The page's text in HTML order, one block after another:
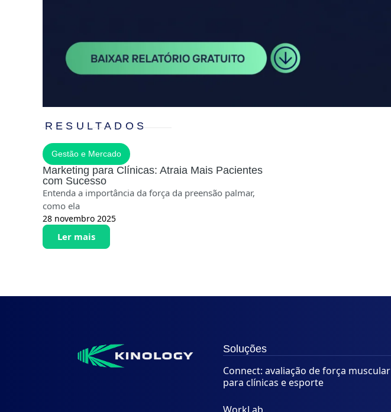
RESULTADOS
Gestão e Mercado
Marketing para Clínicas: Atraia Mais Pacientes
com Sucesso
Entenda a importância da força da preensão palmar,
como ela
28 novembro 2025
Ler mais
Soluções
Connect: avaliação de força muscular
para clínicas e esporte